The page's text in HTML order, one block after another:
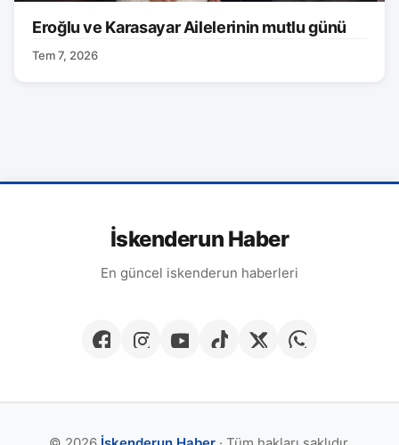
Eroğlu ve Karasayar Ailelerinin mutlu günü
Tem 7, 2026
İskenderun Haber
En güncel iskenderun haberleri